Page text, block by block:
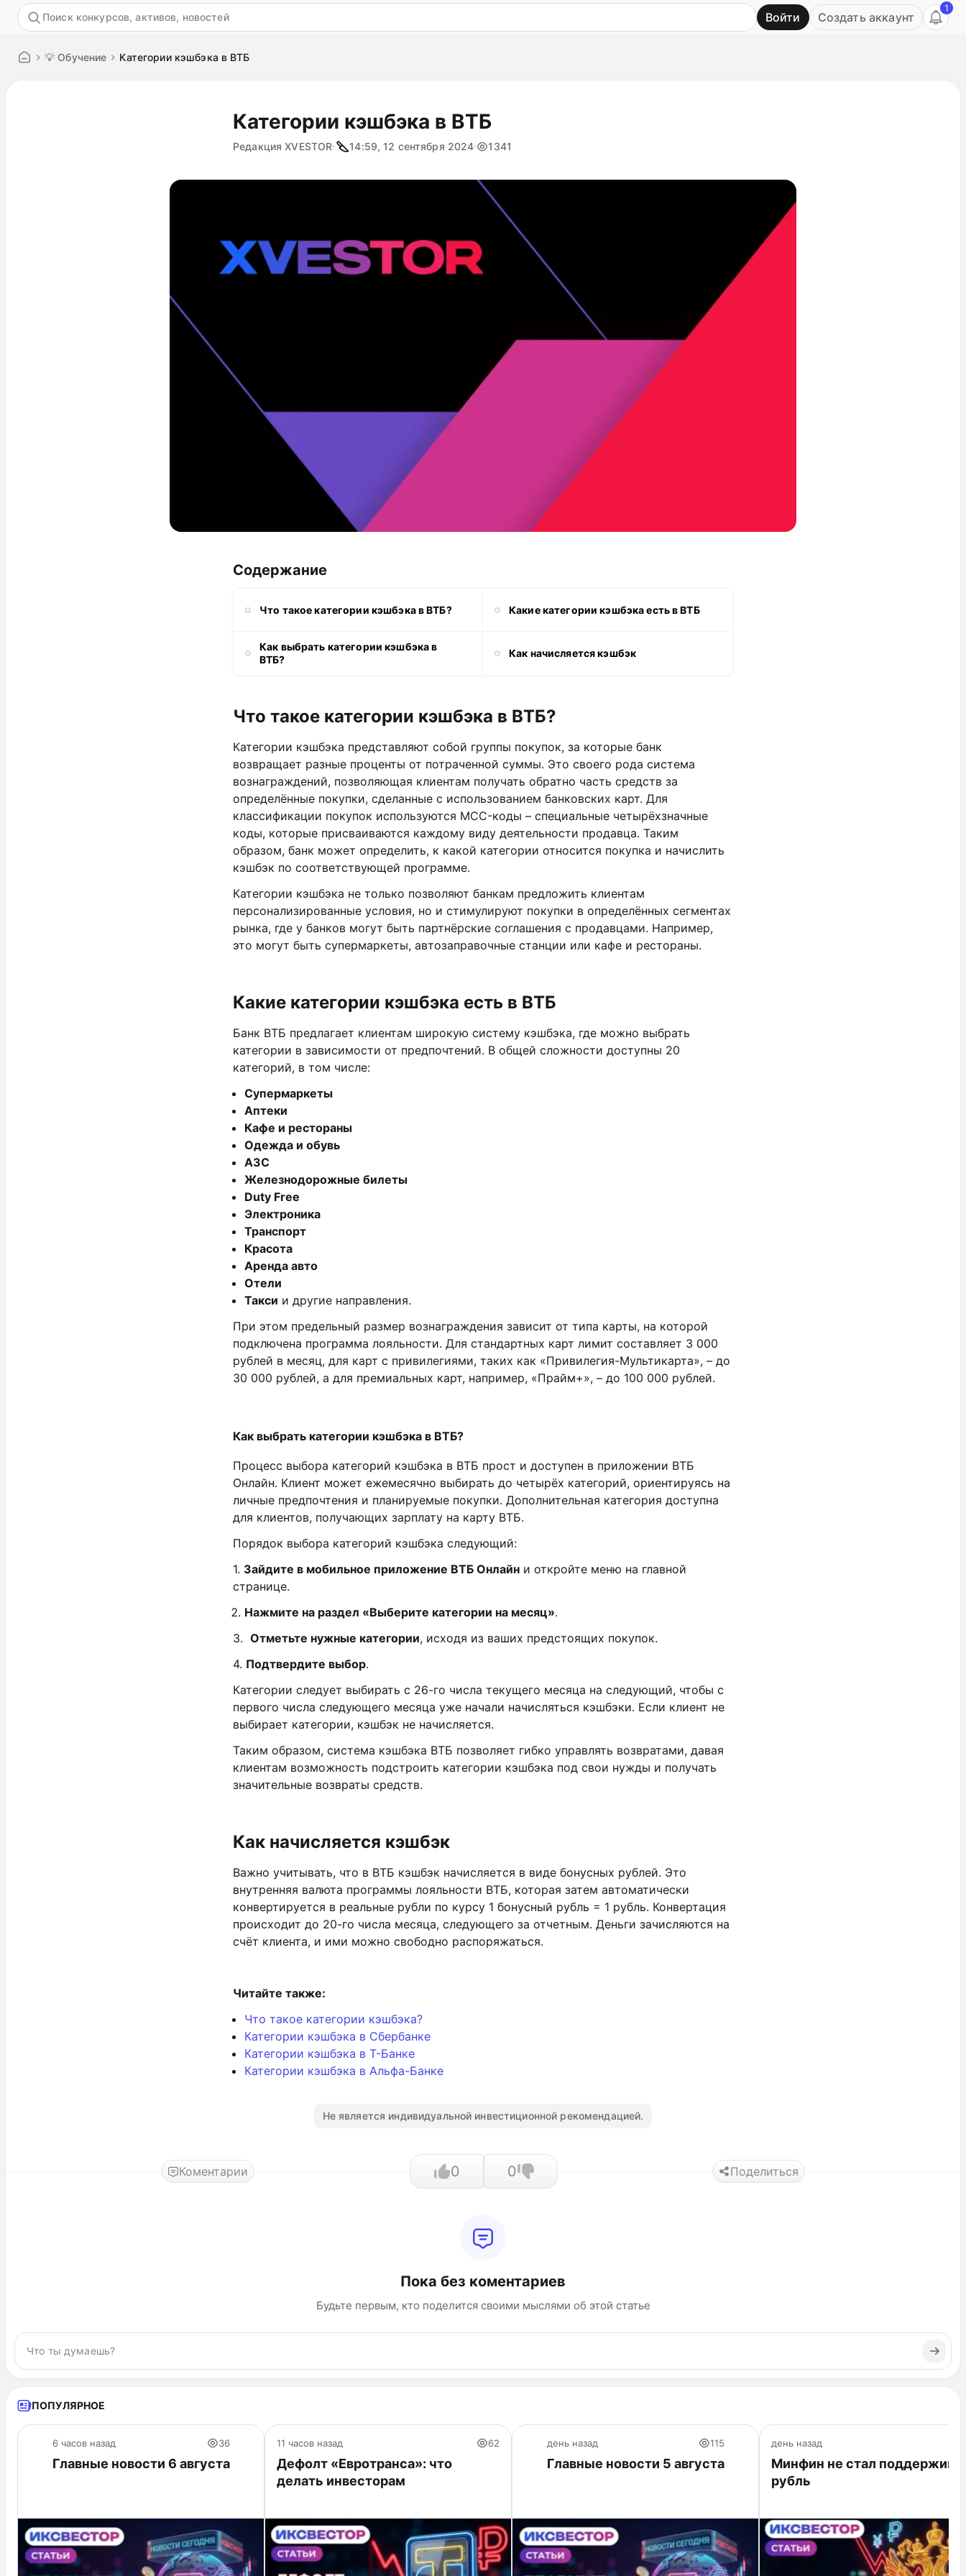
Войти Создать аккаунт
1
💡 Обучение Категории кэшбэка в ВТБ
Категории кэшбэка в ВТБ
Редакция XVESTOR 14:59, 12 сентября 2024 1341
Содержание
Что такое категории кэшбэка в ВТБ? Какие категории кэшбэка есть в ВТБ
Как выбрать категории кэшбэка в
ВТБ?
Как начисляется кэшбэк
Что такое категории кэшбэка в ВТБ?
Категории кэшбэка представляют собой группы покупок, за которые банк
возвращает разные проценты от потраченной суммы. Это своего рода система
вознаграждений, позволяющая клиентам получать обратно часть средств за
определённые покупки, сделанные с использованием банковских карт. Для
классификации покупок используются MCC-коды – специальные четырёхзначные
коды, которые присваиваются каждому виду деятельности продавца. Таким
образом, банк может определить, к какой категории относится покупка и начислить
кэшбэк по соответствующей программе.
Категории кэшбэка не только позволяют банкам предложить клиентам
персонализированные условия, но и стимулируют покупки в определённых сегментах
рынка, где у банков могут быть партнёрские соглашения с продавцами. Например,
это могут быть супермаркеты, автозаправочные станции или кафе и рестораны.
Какие категории кэшбэка есть в ВТБ
Банк ВТБ предлагает клиентам широкую систему кэшбэка, где можно выбрать
категории в зависимости от предпочтений. В общей сложности доступны 20
категорий, в том числе:
Супермаркеты
Аптеки
Кафе и рестораны
Одежда и обувь
АЗС
Железнодорожные билеты
Duty Free
Электроника
Транспорт
Красота
Аренда авто
Отели
Такси и другие направления.
При этом предельный размер вознаграждения зависит от типа карты, на которой
подключена программа лояльности. Для стандартных карт лимит составляет 3 000
рублей в месяц, для карт с привилегиями, таких как «Привилегия-Мультикарта», – до
30 000 рублей, а для премиальных карт, например, «Прайм+», – до 100 000 рублей.
Как выбрать категории кэшбэка в ВТБ?
Процесс выбора категорий кэшбэка в ВТБ прост и доступен в приложении ВТБ
Онлайн. Клиент может ежемесячно выбирать до четырёх категорий, ориентируясь на
личные предпочтения и планируемые покупки. Дополнительная категория доступна
для клиентов, получающих зарплату на карту ВТБ.
Порядок выбора категорий кэшбэка следующий:
1. Зайдите в мобильное приложение ВТБ Онлайн и откройте меню на главной
странице.
Нажмите на раздел «Выберите категории на месяц».
3. Отметьте нужные категории, исходя из ваших предстоящих покупок.
4. Подтвердите выбор.
Категории следует выбирать с 26-го числа текущего месяца на следующий, чтобы с
первого числа следующего месяца уже начали начисляться кэшбэки. Если клиент не
выбирает категории, кэшбэк не начисляется.
Таким образом, система кэшбэка ВТБ позволяет гибко управлять возвратами, давая
клиентам возможность подстроить категории кэшбэка под свои нужды и получать
значительные возвраты средств.
Как начисляется кэшбэк
Важно учитывать, что в ВТБ кэшбэк начисляется в виде бонусных рублей. Это
внутренняя валюта программы лояльности ВТБ, которая затем автоматически
конвертируется в реальные рубли по курсу 1 бонусный рубль = 1 рубль. Конвертация
происходит до 20-го числа месяца, следующего за отчетным. Деньги зачисляются на
счёт клиента, и ими можно свободно распоряжаться.
Читайте также:
Что такое категории кэшбэка?
Категории кэшбэка в Сбербанке
Категории кэшбэка в Т-Банке
Категории кэшбэка в Альфа-Банке
Не является индивидуальной инвестиционной рекомендацией.
Коментарии 0 0 Поделиться
Пока без коментариев
Будьте первым, кто поделится своими мыслями об этой статье
ПОПУЛЯРНОЕ
6 часов назад 36
Главные новости 6 августа
11 часов назад 62
Дефолт «Евротранса»: что
делать инвесторам
день назад 115
Главные новости 5 августа
день назад
Минфин не стал
рубль